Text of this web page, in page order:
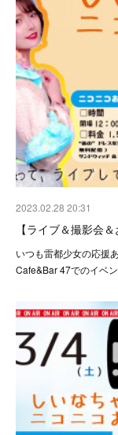
2023.02.28 20:31
【ライブ＆撮影会
いつも雷都少女の応援
Cafe&Bar 47でのイベ